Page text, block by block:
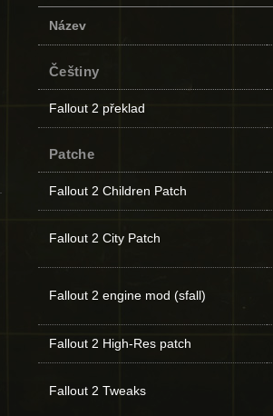
Název
Češtiny
Fallout 2 překlad
Patche
Fallout 2 Children Patch
Fallout 2 City Patch
Fallout 2 engine mod (sfall)
Fallout 2 High-Res patch
Fallout 2 Tweaks